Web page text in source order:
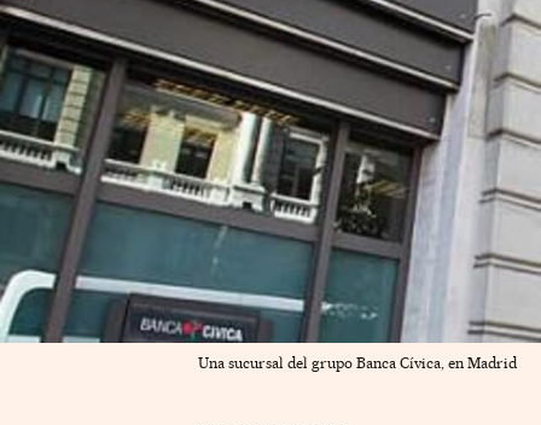
Una sucursal del grupo Banca Cívica, en Madrid